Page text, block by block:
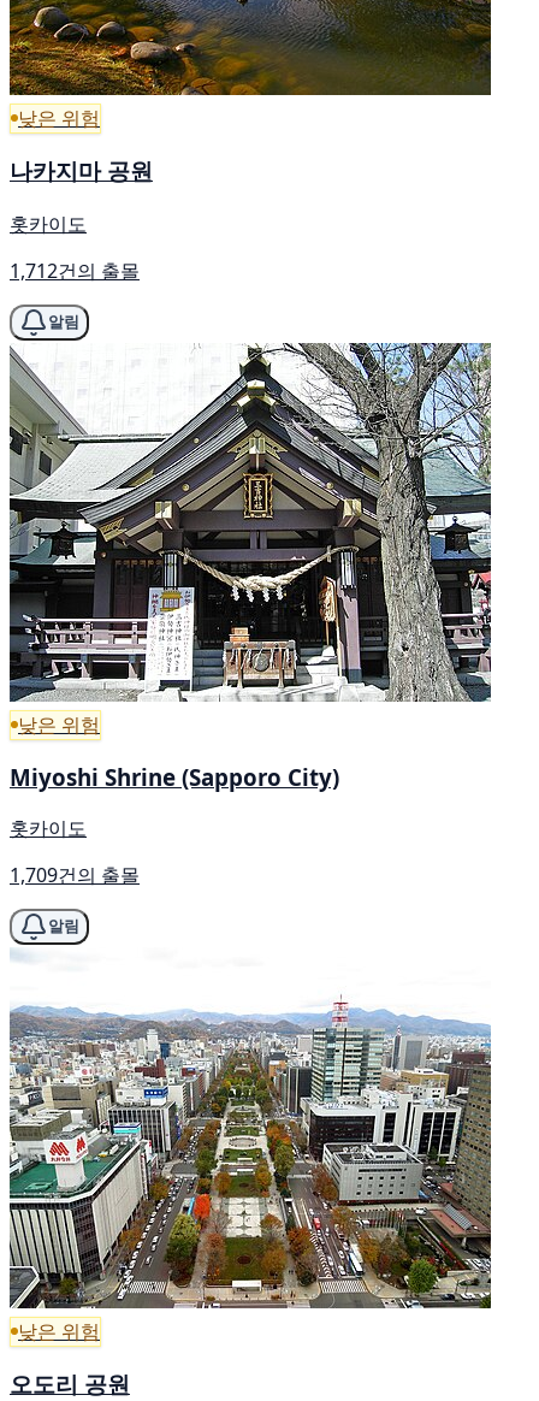
낮은 위험
나카지마 공원
홋카이도
1,712건의 출몰
알림
낮은 위험
Miyoshi Shrine (Sapporo City)
홋카이도
1,709건의 출몰
알림
낮은 위험
오도리 공원